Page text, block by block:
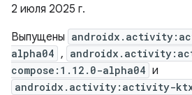
2 июля 2025 г.
Выпущены
alpha04 ,
compose:1.12.0-alpha04 и
androidx.activity:activity-